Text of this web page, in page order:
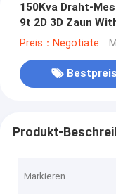
150Kva Draht-
9t 2D 3D Zaun
Preis：Negotiate
Bestpreis
Produkt-
Markieren